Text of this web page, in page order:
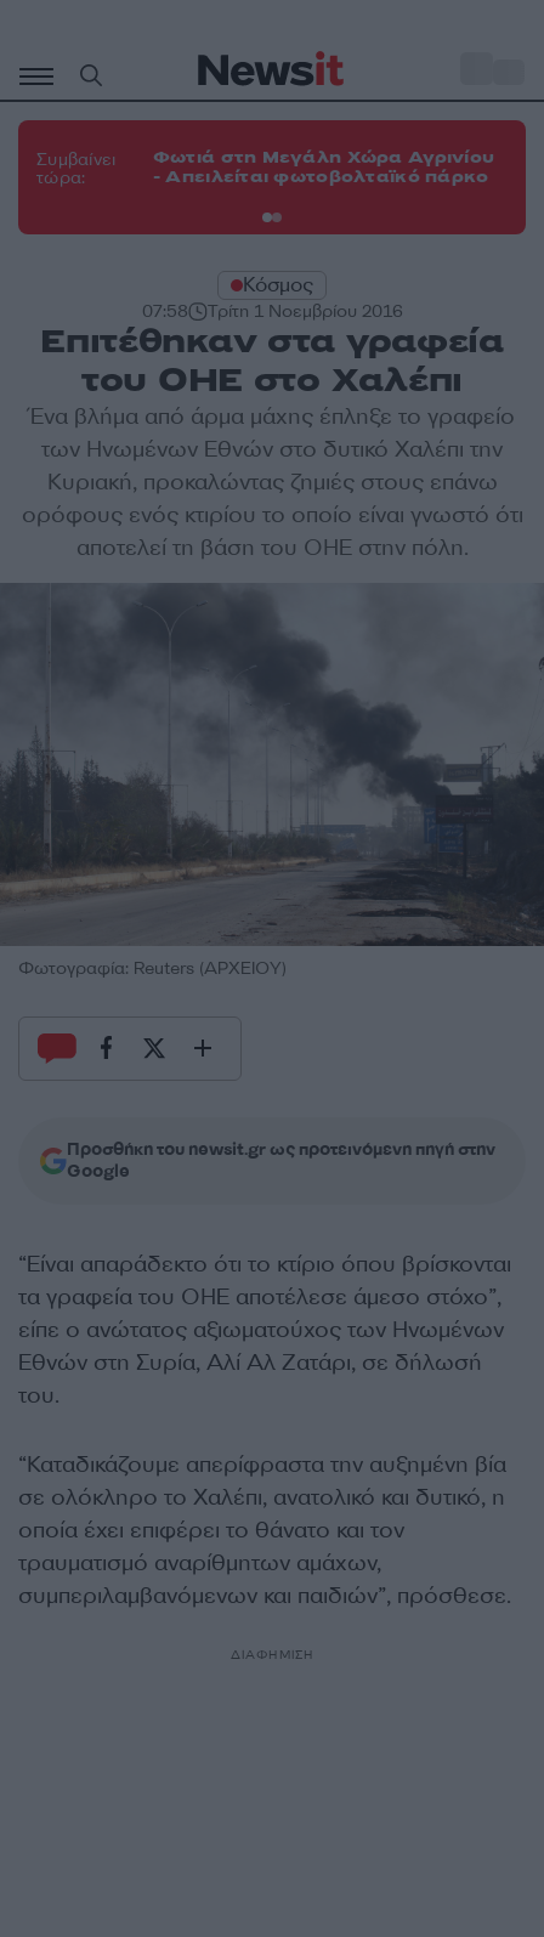
περιεχόμενο
Συμβαίνει
τώρα:
Φωτιά στη Μεγάλη Χώρα Αγρινίου
- Απειλείται φωτοβολταϊκό πάρκο
Κόσμος
07:58 Τρίτη 1 Νοεμβρίου 2016
Επιτέθηκαν στα γραφεία
του ΟΗΕ στο Χαλέπι
Ένα βλήμα από άρμα μάχης έπληξε το γραφείο
των Ηνωμένων Εθνών στο δυτικό Χαλέπι την
Κυριακή, προκαλώντας ζημιές στους επάνω
ορόφους ενός κτιρίου το οποίο είναι γνωστό ότι
αποτελεί τη βάση του ΟΗΕ στην πόλη.
Φωτογραφία: Reuters (ΑΡΧΕΙΟΥ)
Προσθήκη του newsit.gr ως προτεινόμενη πηγή στην
Google
“Είναι απαράδεκτο ότι το κτίριο όπου βρίσκονται
τα γραφεία του ΟΗΕ αποτέλεσε άμεσο στόχο”,
είπε ο ανώτατος αξιωματούχος των Ηνωμένων
Εθνών στη Συρία, Αλί Αλ Ζατάρι, σε δήλωσή
του.
“Καταδικάζουμε απερίφραστα την αυξημένη βία
σε ολόκληρο το Χαλέπι, ανατολικό και δυτικό, η
οποία έχει επιφέρει το θάνατο και τον
τραυματισμό αναρίθμητων αμάχων,
συμπεριλαμβανόμενων και παιδιών”, πρόσθεσε.
ΔΙΑΦΗΜΙΣΗ